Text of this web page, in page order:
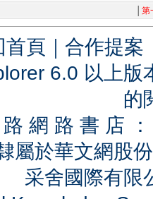
第
首頁 ｜ 合作提案
6.0 以上
的
網 路 書 店
屬於華文網股
采舍國際有